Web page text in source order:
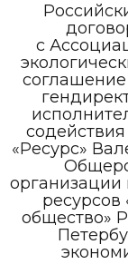
с
«Ресурс»
ресурсов
общество»